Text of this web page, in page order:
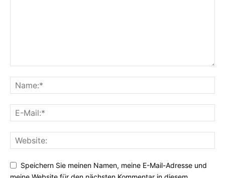
Speichern Sie meinen Namen, meine E-Mail-Adresse und